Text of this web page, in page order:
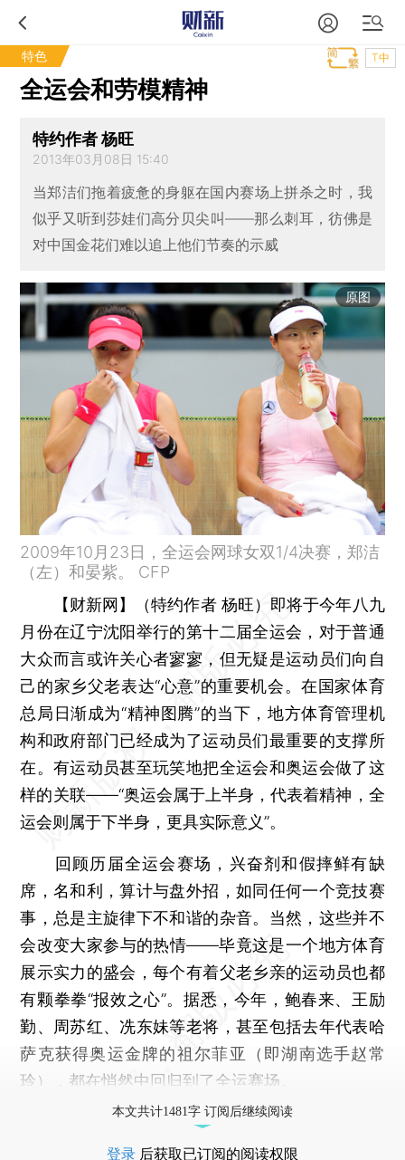
特色 T中
全运会和劳模精神
特约作者 杨旺
2013年03月08日 15:40
当郑洁们拖着疲惫的身躯在国内赛场上拼杀之时，我
似乎又听到莎娃们高分贝尖叫——那么刺耳，彷佛是
对中国金花们难以追上他们节奏的示威
原图
2009年10月23日，全运会网球女双1/4决赛，郑洁
（左）和晏紫。 CFP
【财新网】（特约作者 杨旺） 即将于今年八九
月份在辽宁沈阳举行的第十二届全运会，对于普通
大众而言或许关心者寥寥，但无疑是运动员们向自
己的家乡父老表达“心意”的重要机会。在国家体育
总局日渐成为“精神图腾”的当下，地方体育管理机
构和政府部门已经成为了运动员们最重要的支撑所
在。有运动员甚至玩笑地把全运会和奥运会做了这
样的关联——“奥运会属于上半身，代表着精神，全
运会则属于下半身，更具实际意义”。
回顾历届全运会赛场，兴奋剂和假摔鲜有缺
席，名和利，算计与盘外招，如同任何一个竞技赛
事，总是主旋律下不和谐的杂音。当然，这些并不
会改变大家参与的热情——毕竟这是一个地方体育
展示实力的盛会，每个有着父老乡亲的运动员也都
有颗拳拳“报效之心”。据悉，今年，鲍春来、王励
勤、周苏红、冼东妹等老将，甚至包括去年代表哈
萨克获得奥运金牌的祖尔菲亚（即湖南选手赵常
玲），都在悄然中回归到了全运赛场。
本文共计1481字 订阅后继续阅读
登录 后获取已订阅的阅读权限